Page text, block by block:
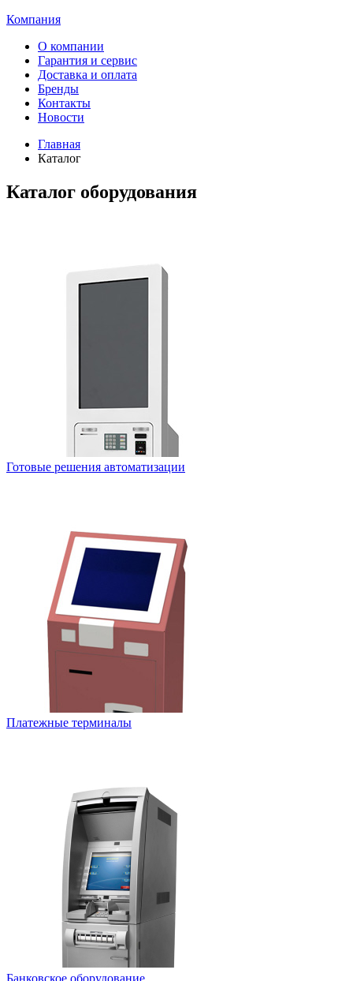
Компания
О компании
Гарантия и сервис
Доставка и оплата
Бренды
Контакты
Новости
Главная
Каталог
Каталог оборудования
Готовые решения автоматизации
Платежные терминалы
Банковское оборудование